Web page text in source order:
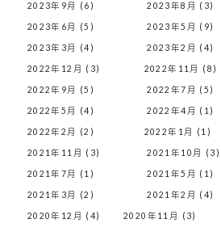
2023年9月 (6) 2023年8月 (3)
2023年6月 (5) 2023年5月 (9)
2023年3月 (4) 2023年2月 (4)
2022年12月 (3) 2022年11月 (8)
2022年9月 (5) 2022年7月 (5)
2022年5月 (4) 2022年4月 (1)
2022年2月 (2) 2022年1月 (1)
2021年11月 (3) 2021年10月 (3)
2021年7月 (1) 2021年5月 (1)
2021年3月 (2) 2021年2月 (4)
2020年12月 (4) 2020年11月 (3)